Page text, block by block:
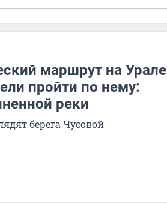
маршрут на Урале
пройти по нему:
реки
берега Чусовой